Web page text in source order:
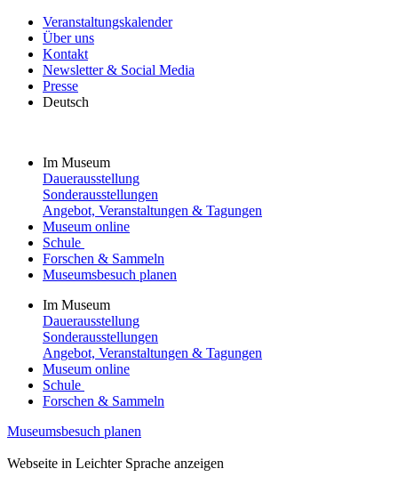
Veranstaltungskalender
Über uns
Kontakt
Newsletter & Social Media
Presse
Deutsch
Im Museum
Dauerausstellung
Sonderausstellungen
Angebot, Veranstaltungen & Tagungen
Museum online
Schule
Forschen & Sammeln
Museumsbesuch planen
Im Museum
Dauerausstellung
Sonderausstellungen
Angebot, Veranstaltungen & Tagungen
Museum online
Schule
Forschen & Sammeln
Museumsbesuch planen
Webseite in Leichter Sprache anzeigen